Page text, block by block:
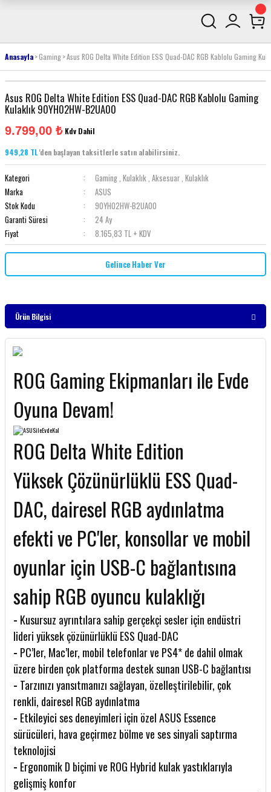
Anasayfa Gaming Asus ROG Delta White Edition ESS Quad-DAC RGB Kablolu Gaming
Asus ROG Delta White Edition ESS Quad-DAC RGB Kablolu Gaming
Kulaklık 90YH02HW-B2UA00
9.799,00 ₺ Kdv Dahil
949,28 TL'den başlayan taksitlerle satın alabilirsiniz.
Kategori Gaming, Kulaklık, Aksesuar, Kulaklık
Marka
ASUS
Stok Kodu
90YH02HW-B2UA00
Garanti Süresi
24 Ay
Fiyat
8.165,83 TL + KDV
Gelince Haber Ver
Ürün Bilgisi
ROG Gaming Ekipmanları ile Evde
Oyuna Devam!
ROG Delta White Edition
Yüksek Çözünürlüklü ESS Quad-
DAC, dairesel RGB aydınlatma
efekti ve PC'ler, konsollar ve mobil
oyunlar için USB-C bağlantısına
sahip RGB oyuncu kulaklığı
- Kusursuz ayrıntılara sahip gerçekçi sesler için endüstri
lideri yüksek çözünürlüklü ESS Quad-DAC
- PC’ler, Mac’ler, mobil telefonlar ve PS4* de dahil olmak
üzere birden çok platforma destek sunan USB-C bağlantısı
- Tarzınızı yansıtmanızı sağlayan, özelleştirilebilir, çok
renkli, dairesel RGB aydınlatma
- Etkileyici ses deneyimleri için özel ASUS Essence
sürücüleri, hava geçirmez bölme ve ses sinyali saptırma
teknolojisi
- Ergonomik D biçimi ve ROG Hybrid kulak yastıklarıyla
gelişmiş konfor